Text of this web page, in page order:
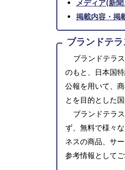
メディア(新
掲載内容・掲
ブランドテ
ブランドテラ
のもと、日本国
公報を用いて、
とを目的とした
ブランドテラ
ず、無料で様々
ネスの商品、サ
参考情報としてご